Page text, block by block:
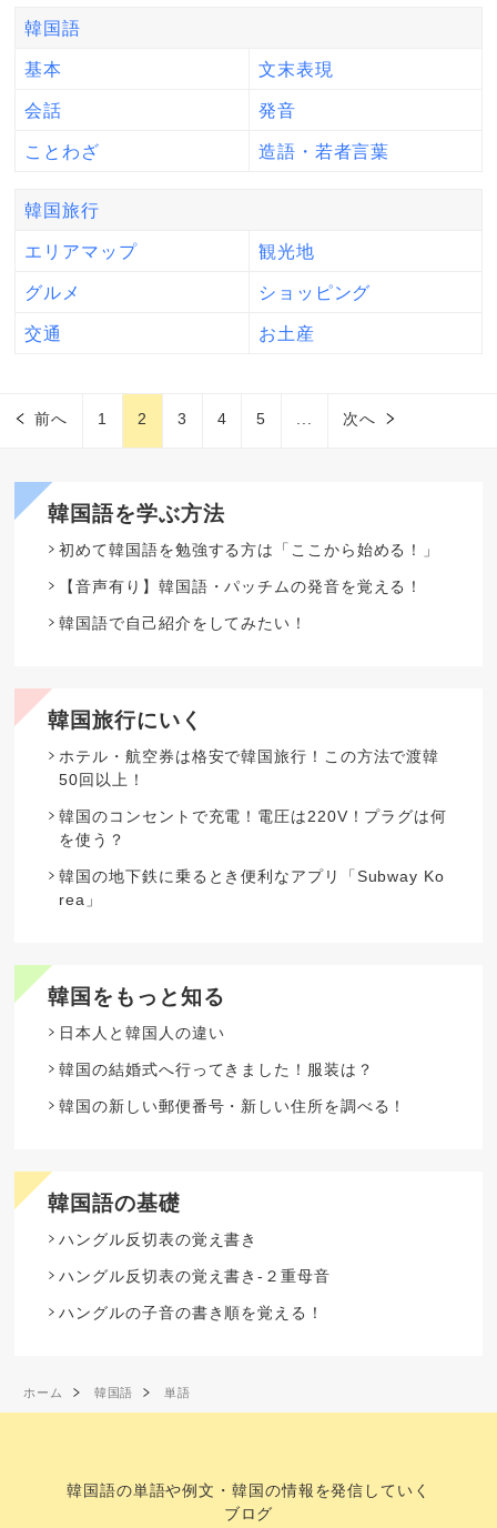
韓国語
基本 文末表現
会話 発音
ことわざ 造語・若者言葉
韓国旅行
エリアマップ 観光地
グルメ ショッピング
交通 お土産
前へ 1 2 3 4 5 次へ
韓国語を学ぶ方法
初めて韓国語を勉強する方は「ここから始める！」
【音声有り】韓国語・パッチムの発音を覚える！
韓国語で自己紹介をしてみたい！
韓国旅行にいく
ホテル・航空券は格安で韓国旅行！この方法で渡韓
50回以上！
韓国のコンセントで充電！電圧は220V！プラグは何
を使う？
韓国の地下鉄に乗るとき便利なアプリ「Subway Ko
rea」
韓国をもっと知る
日本人と韓国人の違い
韓国の結婚式へ行ってきました！服装は？
韓国の新しい郵便番号・新しい住所を調べる！
韓国語の基礎
ハングル反切表の覚え書き
ハングル反切表の覚え書き-２重母音
ハングルの子音の書き順を覚える！
ホーム 韓国語 単語
韓国語の単語や例文・韓国の情報を発信していく
ブログ